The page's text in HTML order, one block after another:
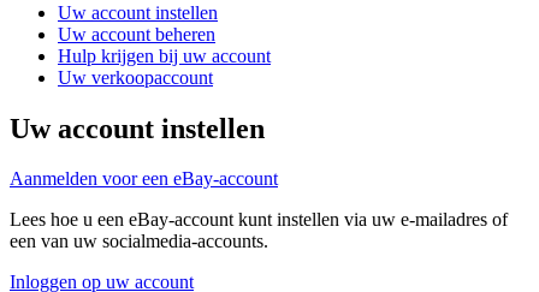
Uw account instellen
Uw account beheren
Hulp krijgen bij uw account
Uw verkoopaccount
Uw account instellen
Aanmelden voor een eBay-account
Lees hoe u een eBay-account kunt instellen via uw e-mailadres of
een van uw socialmedia-accounts.
Inloggen op uw account